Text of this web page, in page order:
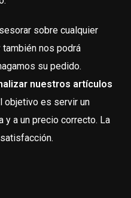
sobre cualquier
nos podrá
su pedido.
nuestros artículos
objetivo es servir un
y a un precio correcto. La